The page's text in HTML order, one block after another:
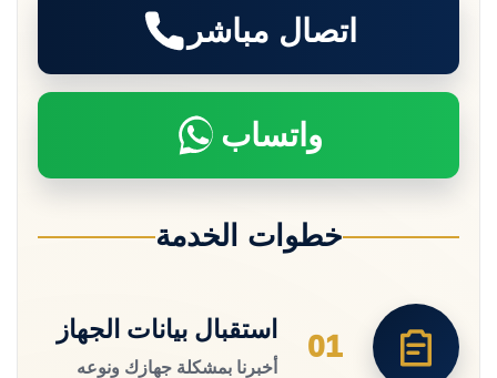
اتصال مباشر
واتساب
خطوات الخدمة
01
استقبال بيانات الجهاز
أخبرنا بمشكلة جهازك ونوعه